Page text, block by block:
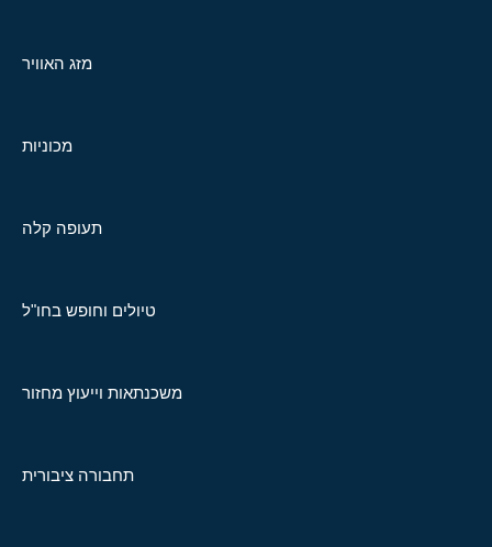
מזג האוויר
מכוניות
תעופה קלה
טיולים וחופש בחו"ל
משכנתאות וייעוץ מחזור
תחבורה ציבורית